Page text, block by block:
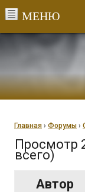
Главная › Форумы ›
Просмотр
всего)
Автор